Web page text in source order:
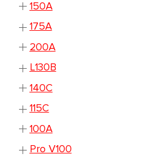
150A
175A
200A
L130B
140C
115С
100A
Pro V100